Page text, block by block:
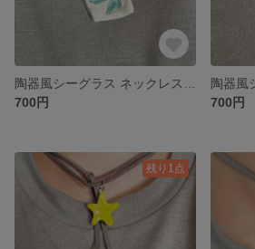
700円
700円
残り1点